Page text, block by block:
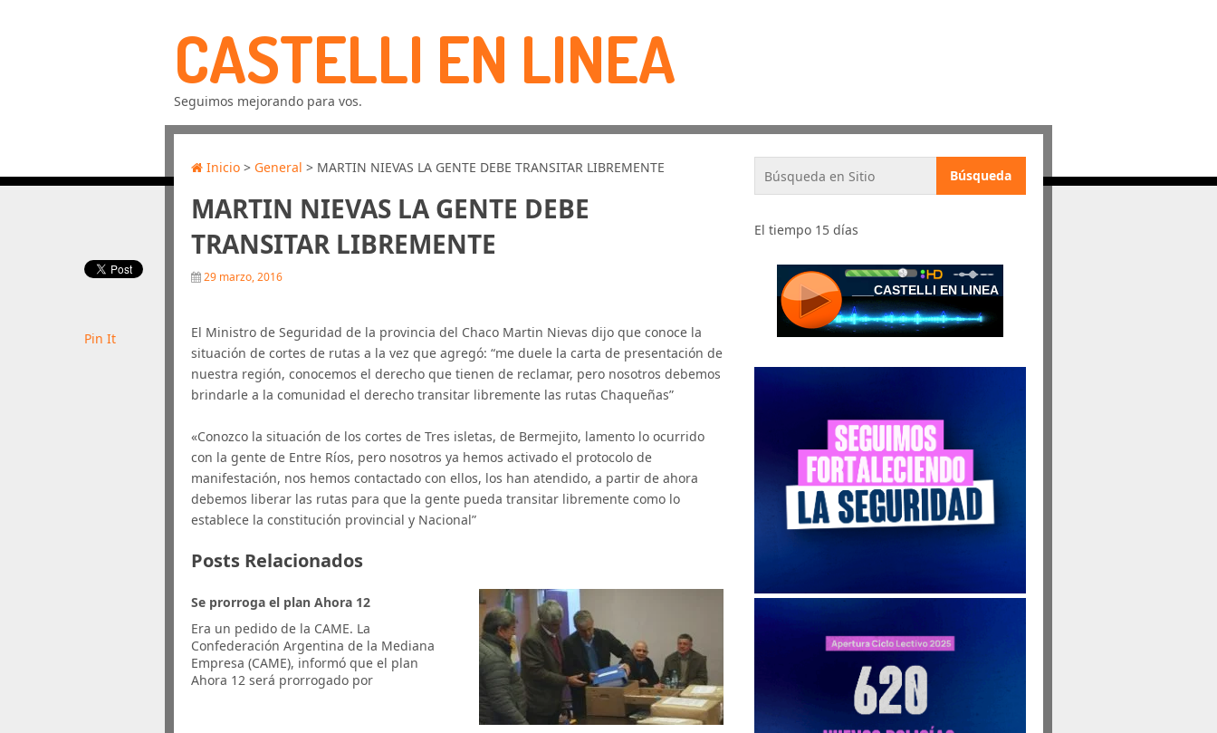
CASTELLI EN LINEA
Seguimos mejorando para vos.
Inicio > General > MARTIN NIEVAS LA GENTE DEBE TRANSITAR LIBREMENTE
MARTIN NIEVAS LA GENTE DEBE
TRANSITAR LIBREMENTE
29 marzo, 2016
El Ministro de Seguridad de la provincia del Chaco Martin Nievas dijo que conoce la
situación de cortes de rutas a la vez que agregó: “me duele la carta de presentación de
nuestra región, conocemos el derecho que tienen de reclamar, pero nosotros debemos
brindarle a la comunidad el derecho transitar libremente las rutas Chaqueñas”
«Conozco la situación de los cortes de Tres isletas, de Bermejito, lamento lo ocurrido
con la gente de Entre Ríos, pero nosotros ya hemos activado el protocolo de
manifestación, nos hemos contactado con ellos, los han atendido, a partir de ahora
debemos liberar las rutas para que la gente pueda transitar libremente como lo
establece la constitución provincial y Nacional”
Pin It
Posts Relacionados
Se prorroga el plan Ahora 12
Era un pedido de la CAME. La
Confederación Argentina de la Mediana
Empresa (CAME), informó que el plan
Ahora 12 será prorrogado por
El tiempo 15 días